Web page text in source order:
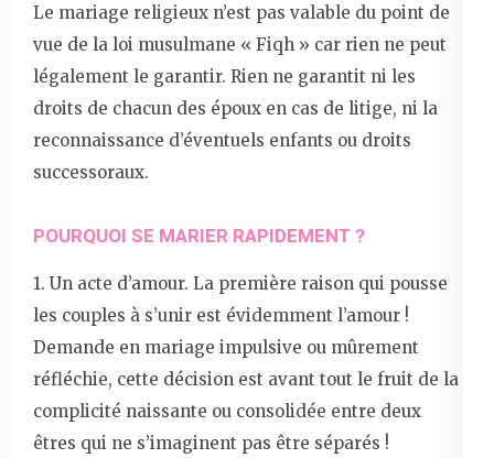
Le mariage religieux n’est pas valable du point de
vue de la loi musulmane « Fiqh » car rien ne peut
légalement le garantir. Rien ne garantit ni les
droits de chacun des époux en cas de litige, ni la
reconnaissance d’éventuels enfants ou droits
successoraux.
POURQUOI SE MARIER RAPIDEMENT ?
1. Un acte d’amour. La première raison qui pousse
les couples à s’unir est évidemment l’amour !
Demande en mariage impulsive ou mûrement
réfléchie, cette décision est avant tout le fruit de la
complicité naissante ou consolidée entre deux
êtres qui ne s’imaginent pas être séparés !